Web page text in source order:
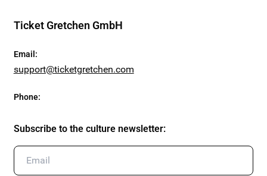
Ticket Gretchen GmbH
Email :
support@ticketgretchen.com
Phone:
Subscribe to the culture newsletter: